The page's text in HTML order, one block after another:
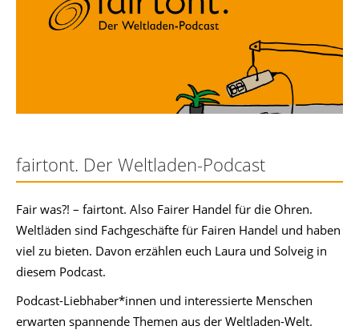
fairtont. Der Weltladen-Podcast
Fair was?! – fairtont. Also Fairer Handel für die Ohren.
Weltläden sind Fachgeschäfte für Fairen Handel und haben
viel zu bieten. Davon erzählen euch Laura und Solveig in
diesem Podcast.
Podcast-Liebhaber*innen und interessierte Menschen
erwarten spannende Themen aus der Weltladen-Welt.